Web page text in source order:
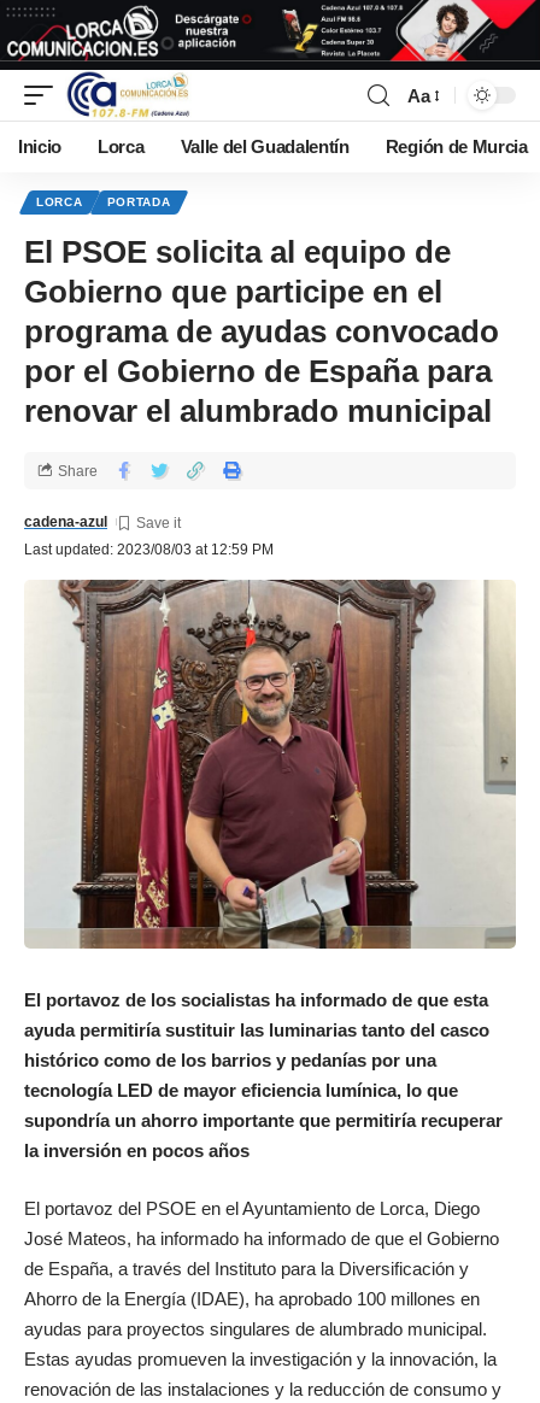
Aa
Inicio Lorca Valle del Guadalentín Región de Murcia
LORCA PORTADA
El PSOE solicita al equipo de
Gobierno que participe en el
programa de ayudas convocado
por el Gobierno de España para
renovar el alumbrado municipal
Last updated: 2023/08/03 at 12:59 PM
cadena-azul
Share
El portavoz de los socialistas ha informado de que esta
ayuda permitiría sustituir las luminarias tanto del casco
histórico como de los barrios y pedanías por una
tecnología LED de mayor eficiencia lumínica, lo que
supondría un ahorro importante que permitiría recuperar
la inversión en pocos años
El portavoz del PSOE en el Ayuntamiento de Lorca, Diego
José Mateos, ha informado ha informado de que el Gobierno
de España, a través del Instituto para la Diversificación y
Ahorro de la Energía (IDAE), ha aprobado 100 millones en
ayudas para proyectos singulares de alumbrado municipal.
Estas ayudas promueven la investigación y la innovación, la
renovación de las instalaciones y la reducción de consumo y